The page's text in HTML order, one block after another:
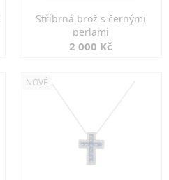
Stříbrná brož s černými
perlami
2 000 Kč
NOVÉ